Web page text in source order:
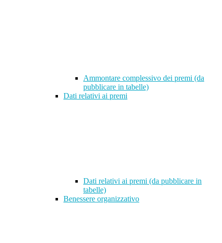
Ammontare complessivo dei premi (da
pubblicare in tabelle)
Dati relativi ai premi
Dati relativi ai premi (da pubblicare in
tabelle)
Benessere organizzativo